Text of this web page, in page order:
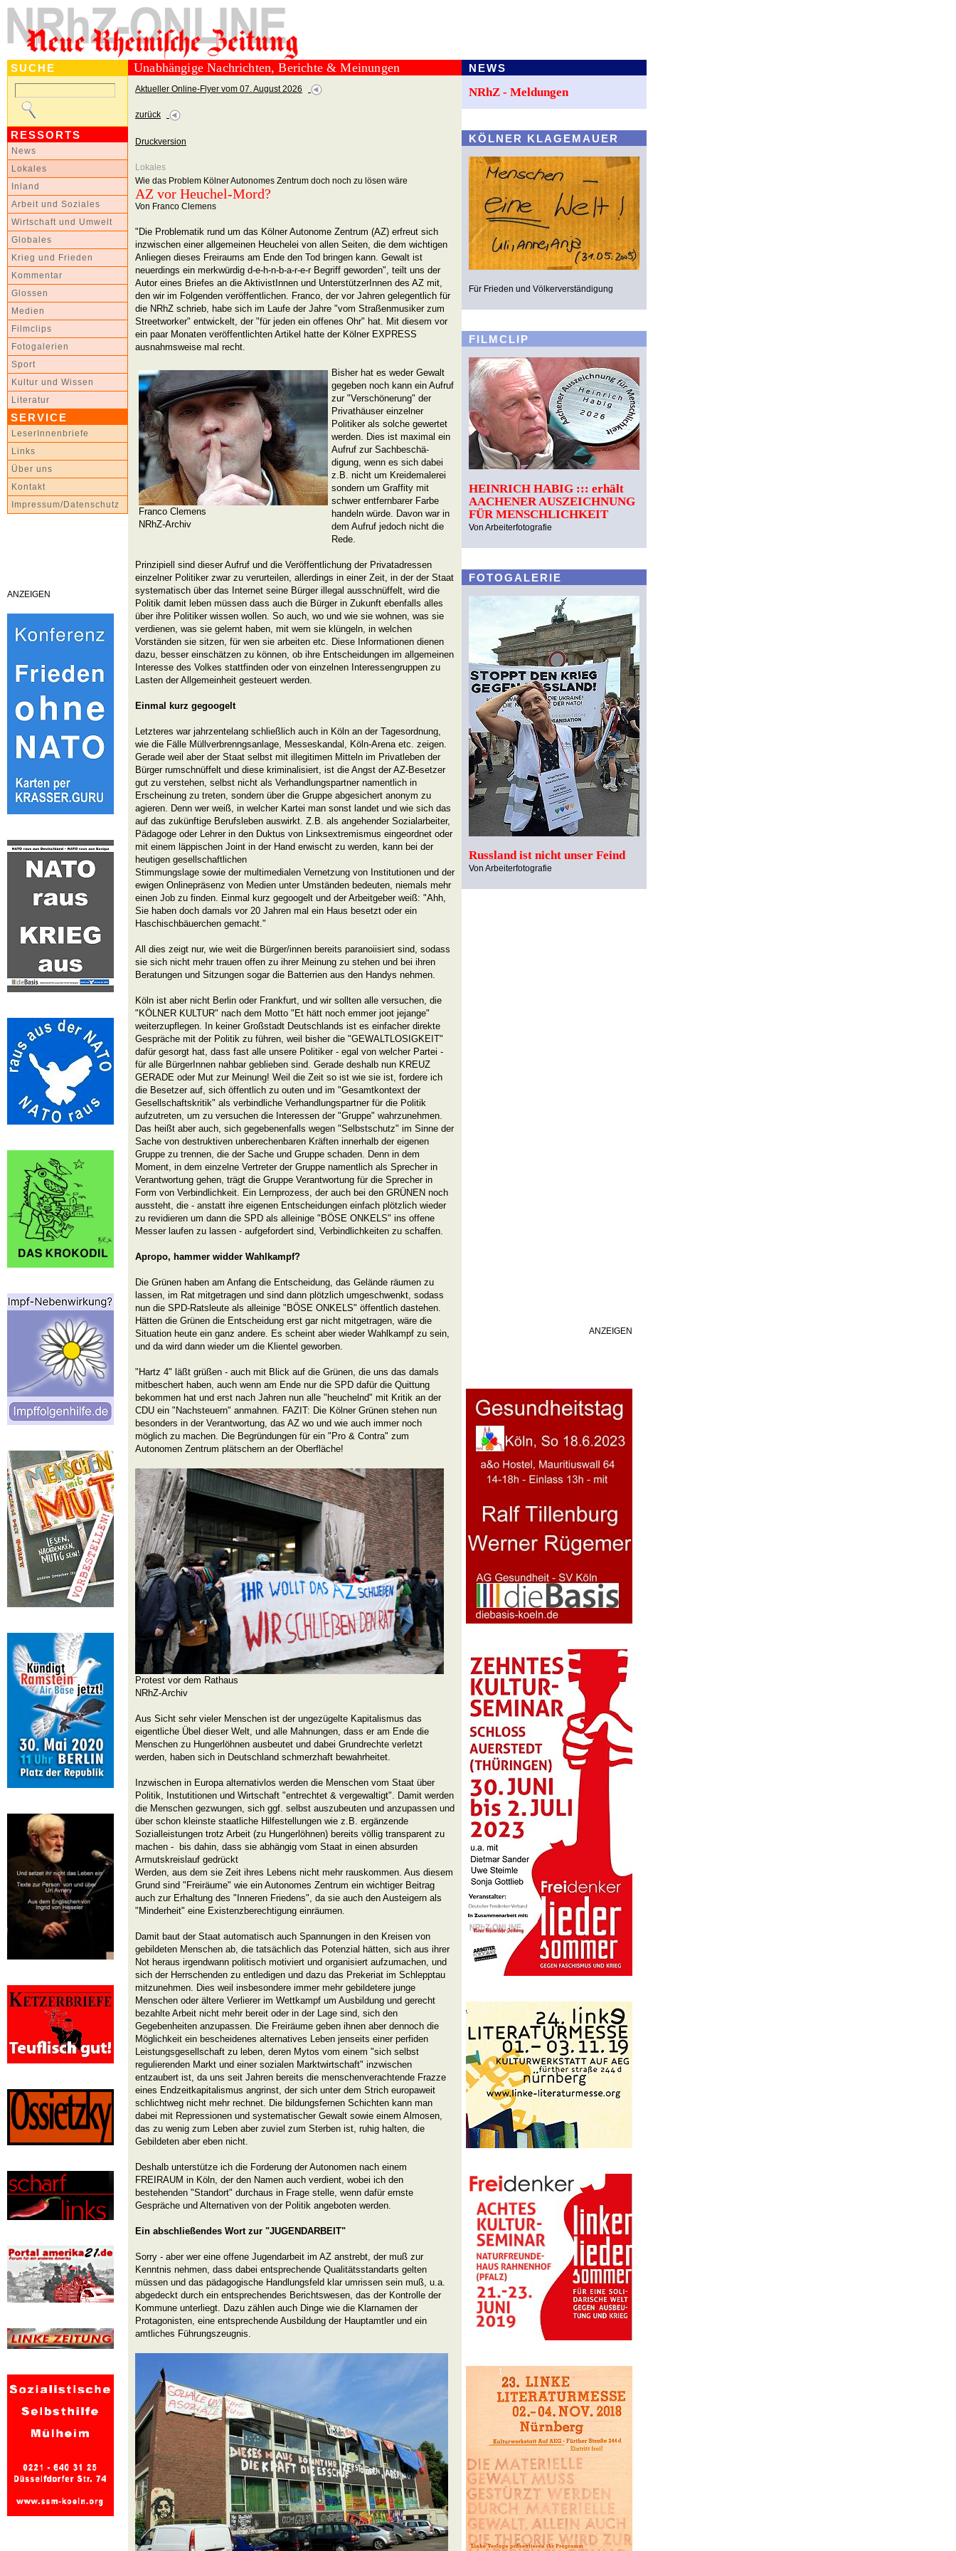
SUCHE
RESSORTS
News
Lokales
Inland
Arbeit und Soziales
Wirtschaft und Umwelt
Globales
Krieg und Frieden
Kommentar
Glossen
Medien
Filmclips
Fotogalerien
Sport
Kultur und Wissen
Literatur
SERVICE
LeserInnenbriefe
Links
Über uns
Kontakt
Impressum/Datenschutz
ANZEIGEN
Unabhängige Nachrichten, Berichte & Meinungen
Aktueller Online-Flyer vom 07. August 2026
zurück
Druckversion
Lokales
Wie das Problem Kölner Autonomes Zentrum doch noch zu lösen wäre
AZ vor Heuchel-Mord?
Von Franco Clemens
"Die Problematik rund um das Kölner Autonome Zentrum (AZ) erfreut sich
inzwischen einer allgemeinen Heuchelei von allen Seiten, die dem wichtigen
Anliegen dieses Freiraums am Ende den Tod bringen kann. Gewalt ist
neuerdings ein merkwürdig d-e-h-n-b-a-r-e-r Begriff geworden", teilt uns der
Autor eines Briefes an die AktivistInnen und UnterstützerInnen des AZ mit,
den wir im Folgenden veröffentlichen. Franco, der vor Jahren gelegentlich für
die NRhZ schrieb, habe sich im Laufe der Jahre "vom Straßenmusiker zum
Streetworker" entwickelt, der "für jeden ein offenes Ohr" hat. Mit diesem vor
ein paar Monaten veröffentlichten Artikel hatte der Kölner EXPRESS
ausnahmsweise mal recht.
Franco Clemens
NRhZ-Archiv
Bisher hat es weder Gewalt
gegeben noch kann ein Aufruf
zur "Verschönerung" der
Privathäuser einzelner
Politiker als solche gewertet
werden. Dies ist maximal ein
Aufruf zur Sachbeschä-
digung, wenn es sich dabei
z.B. nicht um Kreidemalerei
sondern um Graffity mit
schwer entfernbarer Farbe
handeln würde. Davon war in
dem Aufruf jedoch nicht die
Rede.
Prinzipiell sind dieser Aufruf und die Veröffentlichung der Privatadressen
einzelner Politiker zwar zu verurteilen, allerdings in einer Zeit, in der der Staat
systematisch über das Internet seine Bürger illegal ausschnüffelt, wird die
Politik damit leben müssen dass auch die Bürger in Zukunft ebenfalls alles
über ihre Politiker wissen wollen. So auch, wo und wie sie wohnen, was sie
verdienen, was sie gelernt haben, mit wem sie klüngeln, in welchen
Vorständen sie sitzen, für wen sie arbeiten etc. Diese Informationen dienen
dazu, besser einschätzen zu können, ob ihre Entscheidungen im allgemeinen
Interesse des Volkes stattfinden oder von einzelnen Interessengruppen zu
Lasten der Allgemeinheit gesteuert werden.
Einmal kurz gegoogelt
Letzteres war jahrzentelang schließlich auch in Köln an der Tagesordnung,
wie die Fälle Müllverbrenngsanlage, Messeskandal, Köln-Arena etc. zeigen.
Gerade weil aber der Staat selbst mit illegitimen Mitteln im Privatleben der
Bürger rumschnüffelt und diese kriminalisiert, ist die Angst der AZ-Besetzer
gut zu verstehen, selbst nicht als Verhandlungspartner namentlich in
Erscheinung zu treten, sondern über die Gruppe abgesichert anonym zu
agieren. Denn wer weiß, in welcher Kartei man sonst landet und wie sich das
auf das zukünftige Berufsleben auswirkt. Z.B. als angehender Sozialarbeiter,
Pädagoge oder Lehrer in den Duktus von Linksextremismus eingeordnet oder
mit einem läppischen Joint in der Hand erwischt zu werden, kann bei der
heutigen gesellschaftlichen
Stimmungslage sowie der multimedialen Vernetzung von Institutionen und der
ewigen Onlinepräsenz von Medien unter Umständen bedeuten, niemals mehr
einen Job zu finden. Einmal kurz gegoogelt und der Arbeitgeber weiß: "Ahh,
Sie haben doch damals vor 20 Jahren mal ein Haus besetzt oder ein
Haschischbäuerchen gemacht."
All dies zeigt nur, wie weit die Bürger/innen bereits paranoiisiert sind, sodass
sie sich nicht mehr trauen offen zu ihrer Meinung zu stehen und bei ihren
Beratungen und Sitzungen sogar die Batterrien aus den Handys nehmen.
Köln ist aber nicht Berlin oder Frankfurt, und wir sollten alle versuchen, die
"KÖLNER KULTUR" nach dem Motto "Et hätt noch emmer joot jejange"
weiterzupflegen. In keiner Großstadt Deutschlands ist es einfacher direkte
Gespräche mit der Politik zu führen, weil bisher die "GEWALTLOSIGKEIT"
dafür gesorgt hat, dass fast alle unsere Politiker - egal von welcher Partei -
für alle BürgerInnen nahbar geblieben sind. Gerade deshalb nun KREUZ
GERADE oder Mut zur Meinung! Weil die Zeit so ist wie sie ist, fordere ich
die Besetzer auf, sich öffentlich zu outen und im "Gesamtkontext der
Gesellschaftskritik" als verbindliche Verhandlungspartner für die Politik
aufzutreten, um zu versuchen die Interessen der "Gruppe" wahrzunehmen.
Das heißt aber auch, sich gegebenenfalls wegen "Selbstschutz" im Sinne der
Sache von destruktiven unberechenbaren Kräften innerhalb der eigenen
Gruppe zu trennen, die der Sache und Gruppe schaden. Denn in dem
Moment, in dem einzelne Vertreter der Gruppe namentlich als Sprecher in
Verantwortung gehen, trägt die Gruppe Verantwortung für die Sprecher in
Form von Verbindlichkeit. Ein Lernprozess, der auch bei den GRÜNEN noch
aussteht, die - anstatt ihre eigenen Entscheidungen einfach plötzlich wieder
zu revidieren um dann die SPD als alleinige "BÖSE ONKELS" ins offene
Messer laufen zu lassen - aufgefordert sind, Verbindlichkeiten zu schaffen.
Apropo, hammer widder Wahlkampf?
Die Grünen haben am Anfang die Entscheidung, das Gelände räumen zu
lassen, im Rat mitgetragen und sind dann plötzlich umgeschwenkt, sodass
nun die SPD-Ratsleute als alleinige "BÖSE ONKELS" öffentlich dastehen.
Hätten die Grünen die Entscheidung erst gar nicht mitgetragen, wäre die
Situation heute ein ganz andere. Es scheint aber wieder Wahlkampf zu sein,
und da wird dann wieder um die Klientel geworben.
"Hartz 4" läßt grüßen - auch mit Blick auf die Grünen, die uns das damals
mitbeschert haben, auch wenn am Ende nur die SPD dafür die Quittung
bekommen hat und erst nach Jahren nun alle "heuchelnd" mit Kritik an der
CDU ein "Nachsteuern" anmahnen. FAZIT: Die Kölner Grünen stehen nun
besonders in der Verantwortung, das AZ wo und wie auch immer noch
möglich zu machen. Die Begründungen für ein "Pro & Contra" zum
Autonomen Zentrum plätschern an der Oberfläche!
Protest vor dem Rathaus
NRhZ-Archiv
Aus Sicht sehr vieler Menschen ist der ungezügelte Kapitalismus das
eigentliche Übel dieser Welt, und alle Mahnungen, dass er am Ende die
Menschen zu Hungerlöhnen ausbeutet und dabei Grundrechte verletzt
werden, haben sich in Deutschland schmerzhaft bewahrheitet.
Inzwischen in Europa alternativlos werden die Menschen vom Staat über
Politik, Instutitionen und Wirtschaft "entrechtet & vergewaltigt". Damit werden
die Menschen gezwungen, sich ggf. selbst auszubeuten und anzupassen und
über schon kleinste staatliche Hilfestellungen wie z.B. ergänzende
Sozialleistungen trotz Arbeit (zu Hungerlöhnen) bereits völlig transparent zu
machen - bis dahin, dass sie abhängig vom Staat in einen absurden
Armutskreislauf gedrückt
Werden, aus dem sie Zeit ihres Lebens nicht mehr rauskommen. Aus diesem
Grund sind "Freiräume" wie ein Autonomes Zentrum ein wichtiger Beitrag
auch zur Erhaltung des "Inneren Friedens", da sie auch den Austeigern als
"Minderheit" eine Existenzberechtigung einräumen.
Damit baut der Staat automatisch auch Spannungen in den Kreisen von
gebildeten Menschen ab, die tatsächlich das Potenzial hätten, sich aus ihrer
Not heraus irgendwann politisch motiviert und organisiert aufzumachen, und
sich der Herrschenden zu entledigen und dazu das Prekeriat im Schlepptau
mitzunehmen. Dies weil insbesondere immer mehr gebildetere junge
Menschen oder ältere Verlierer im Wettkampf um Ausbildung und gerecht
bezahlte Arbeit nicht mehr bereit oder in der Lage sind, sich den
Gegebenheiten anzupassen. Die Freiräume geben ihnen aber dennoch die
Möglichkeit ein bescheidenes alternatives Leben jenseits einer perfiden
Leistungsgesellschaft zu leben, deren Mytos vom einem "sich selbst
regulierenden Markt und einer sozialen Marktwirtschaft" inzwischen
entzaubert ist, da uns seit Jahren bereits die menschenverachtende Frazze
eines Endzeitkapitalismus angrinst, der sich unter dem Strich europaweit
schlichtweg nicht mehr rechnet. Die bildungsfernen Schichten kann man
dabei mit Repressionen und systematischer Gewalt sowie einem Almosen,
das zu wenig zum Leben aber zuviel zum Sterben ist, ruhig halten, die
Gebildeten aber eben nicht.
Deshalb unterstütze ich die Forderung der Autonomen nach einem
FREIRAUM in Köln, der den Namen auch verdient, wobei ich den
bestehenden "Standort" durchaus in Frage stelle, wenn dafür ernste
Gespräche und Alternativen von der Politik angeboten werden.
Ein abschließendes Wort zur "JUGENDARBEIT"
Sorry - aber wer eine offene Jugendarbeit im AZ anstrebt, der muß zur
Kenntnis nehmen, dass dabei entsprechende Qualitätsstandarts gelten
müssen und das pädagogische Handlungsfeld klar umrissen sein muß, u.a.
abgedeckt durch ein entsprechendes Berichtswesen, das der Kontrolle der
Kommune unterliegt. Dazu zählen auch Dinge wie die Klarnamen der
Protagonisten, eine entsprechende Ausbildung der Hauptamtler und ein
amtliches Führungszeugnis.
NEWS
NRhZ - Meldungen
KÖLNER KLAGEMAUER
Für Frieden und Völkerverständigung
FILMCLIP
HEINRICH HABIG ::: erhält
AACHENER AUSZEICHNUNG
FÜR MENSCHLICHKEIT
Von Arbeiterfotografie
FOTOGALERIE
Russland ist nicht unser Feind
Von Arbeiterfotografie
ANZEIGEN